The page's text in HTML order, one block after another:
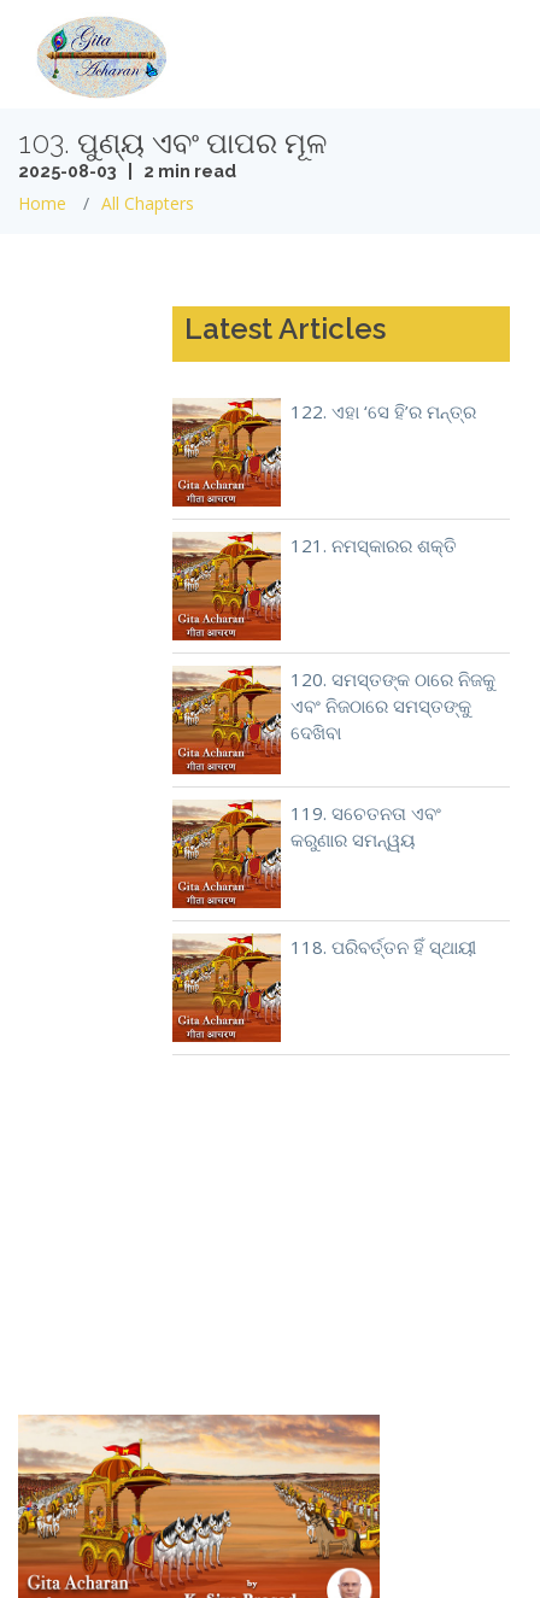
103. ପୁଣ୍ୟ ଏବଂ ପାପର ମୂଳ
2025-08-03 | 2 min read
Home All Chapters
Latest Articles
122. ଏହା ‘ସେ ହି’ର ମନ୍ତ୍ର
121. ନମସ୍କାରର ଶକ୍ତି
120. ସମସ୍ତଙ୍କ ଠାରେ ନିଜକୁ
ଏବଂ ନିଜଠାରେ ସମସ୍ତଙ୍କୁ
ଦେଖିବା
119. ସଚେତନତା ଏବଂ
କରୁଣାର ସମନ୍ୱୟ
118. ପରିବର୍ତ୍ତନ ହିଁ ସ୍ଥାୟୀ